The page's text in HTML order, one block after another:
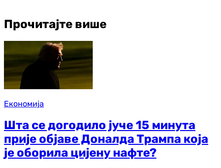
Прочитајте више
Економија
Шта се догодило јуче 15 минута
прије објаве Доналда Трампа која
је оборила цијену нафте?